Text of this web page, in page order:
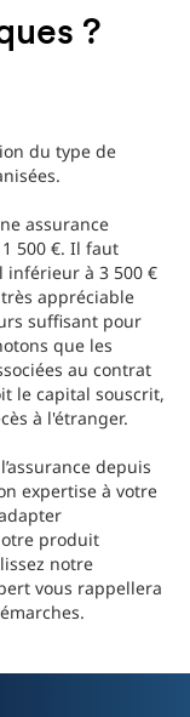
?
du type de
assurance
500 €. Il faut
inférieur à 3 500 €
appréciable
suffisant pour
que les
au contrat
le capital souscrit,
à l'étranger.
depuis
expertise à votre
produit
notre
vous rappellera